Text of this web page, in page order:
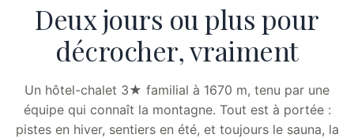
Deux jours ou plus pour
décrocher, vraiment
Un hôtel-chalet 3★ familial à 1670 m, tenu par une
équipe qui connaît la montagne. Tout est à portée :
pistes en hiver, sentiers en été, et toujours le sauna, la